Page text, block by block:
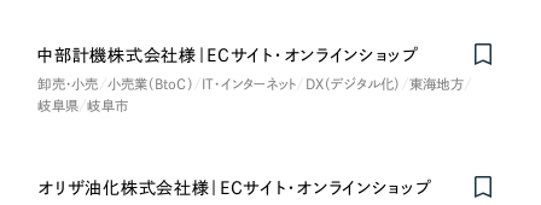
中部計機株式会社様｜ECサイト・オンラインショップ
卸売・小売 小売業（BtoC） IT・インターネット DX（デジタル化）
東海地方
岐阜県
岐阜市
オリザ油化株式会社様｜ECサイト・オンラインショップ